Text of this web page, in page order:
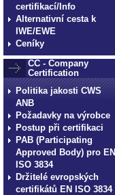
certifikací/Info
Alternativní cesta k
IWE/EWE
Ceníky
CC - Company
Certification
Politika jakosti CWS
ANB
Požadavky na výrobce
Postup při certifikaci
PAB (Participating
Approved Body) pro EN
ISO 3834
Držitelé evropských
certifikátů EN ISO 3834